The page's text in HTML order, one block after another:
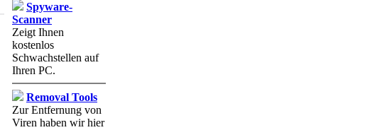
Spyware-
Scanner
Zeigt Ihnen
kostenlos
Schwachstellen auf
Ihren PC.
Removal Tools
Zur Entfernung von
Viren haben wir hier